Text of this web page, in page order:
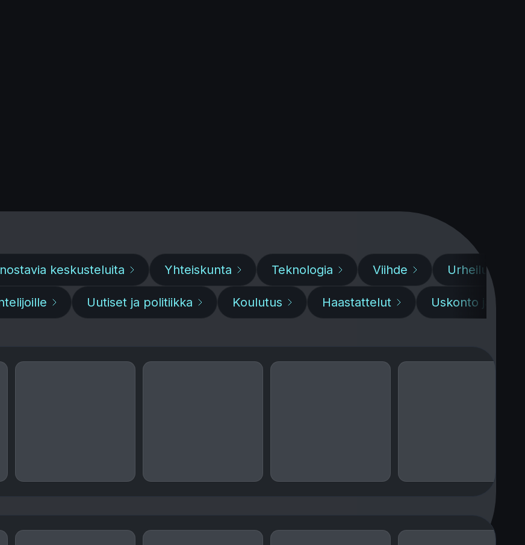
keskusteluita Yhteiskunta Teknologia Viihde Urheilu
Uutiset ja politiikka Koulutus Haastattelut Uskonto ja